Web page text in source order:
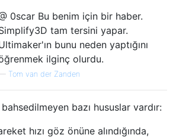
0scar Bu benim için bir haber.
tam tersini yapar.
bunu neden yaptığını
ilginç olurdu.
Tom van der Zanden
bazı hususlar vardır:
hızı göz önüne alındığında,